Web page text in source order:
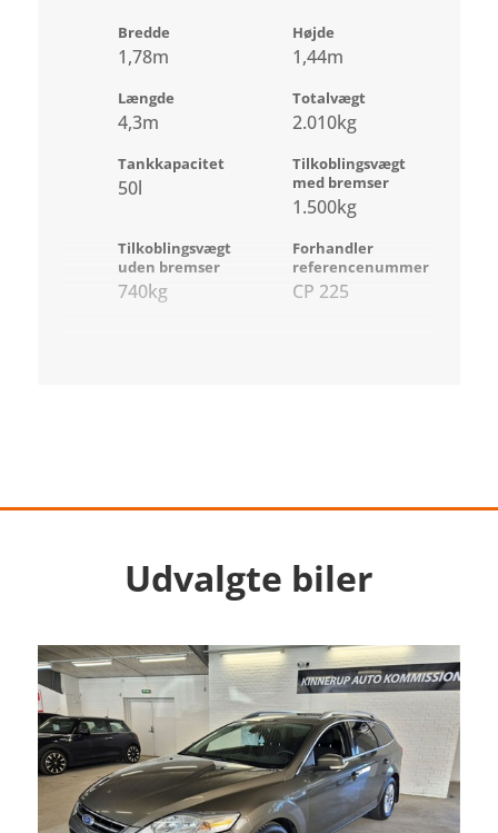
Bredde
1,78m
Højde
1,44m
Længde
4,3m
Totalvægt
2.010kg
Tankkapacitet
50l
Tilkoblingsvægt
med bremser
1.500kg
Tilkoblingsvægt
uden bremser
740kg
Forhandler
referencenummer
CP 225
Udvalgte biler